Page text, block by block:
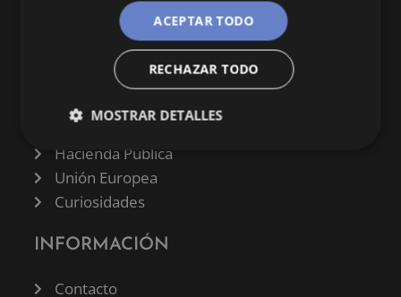
CATEGORÍAS
Negocios
Derecho
Historia
Hacienda Pública
Unión Europea
Curiosidades
INFORMACIÓN
Contacto
ACEPTAR TODO
RECHAZAR TODO
MOSTRAR DETALLES